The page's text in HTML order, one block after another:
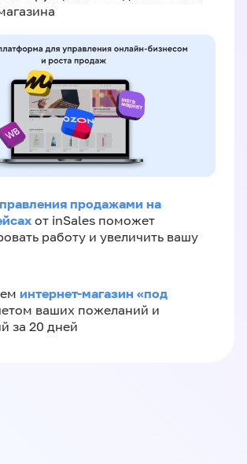
продажами на
от inSales поможет
работу и увеличить вашу
интернет-магазин «‎под
ваших пожеланий и
за 20 дней